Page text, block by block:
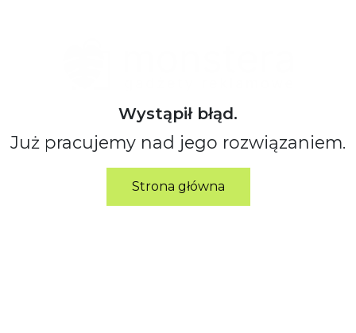
Wystąpił błąd.
Już pracujemy nad jego rozwiązaniem.
Strona główna